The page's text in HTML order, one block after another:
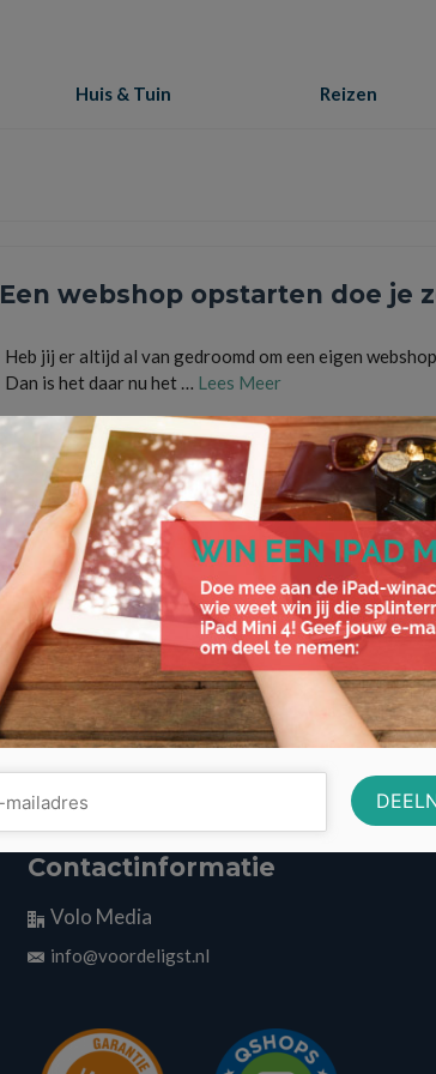
Huis & Tuin Reizen
Een webshop opstarten doe je
Heb jij er altijd al van gedroomd om een eigen
Dan is het daar nu het … Lees Meer
bestellingen kvk, ondernemer,online winkelen shoppen,stappenplan,
Contactinformatie
Volo Media
info@voordeligst.nl